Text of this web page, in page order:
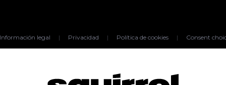
Información legal | Privacidad | Política de cookies | Consent